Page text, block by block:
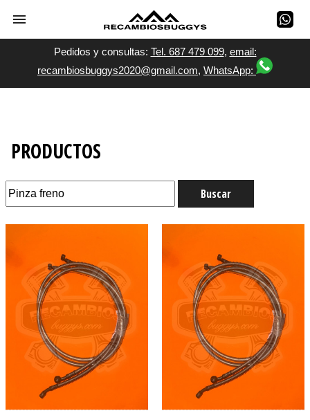
Pedidos y consultas: Tel. 687 479 099, email:
recambiosbuggys2020@gmail.com, WhatsApp:
PRODUCTOS